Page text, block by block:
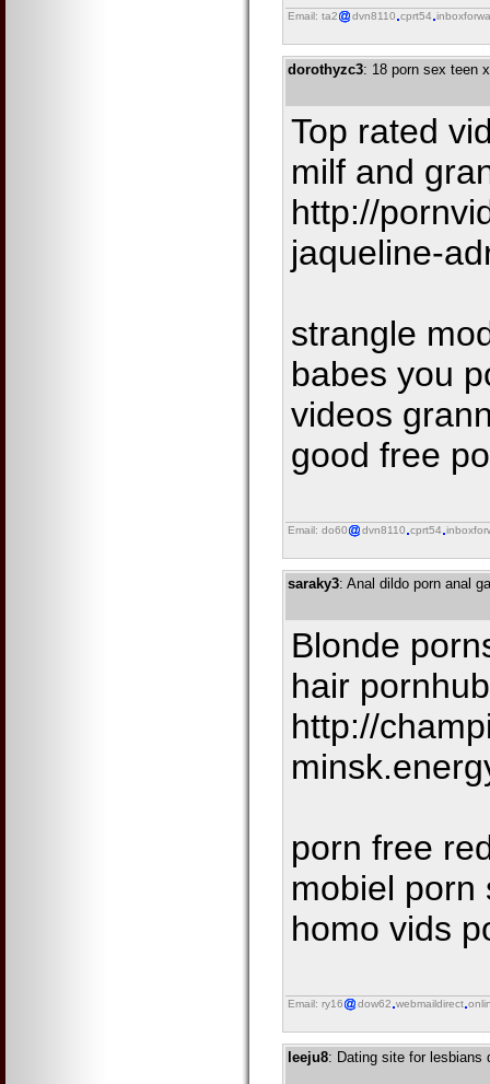
Email: ta2 dvn8110 cprt54
dorothyzc3: 18 porn sex teen
Top rated
milf and
http://
jaqueline-
strangle
babes you
videos
good free
Email: do60 dvn8110 cprt54
saraky3: Anal dildo porn anal
Blonde
hair pornhub
http://
porn free
mobiel porn
homo vids
Email: ry16 dow62 webmaildirect
leeju8: Dating site for lesbians